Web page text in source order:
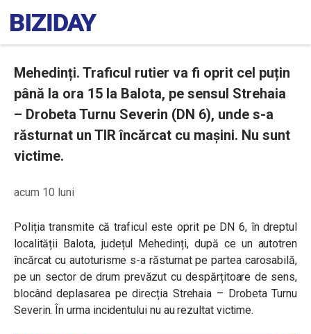
Mehedinți. Traficul rutier va fi oprit cel puțin
până la ora 15 la Balota, pe sensul Strehaia
– Drobeta Turnu Severin (DN 6), unde s-a
răsturnat un TIR încărcat cu mașini. Nu sunt
victime.
acum 10 luni
Poliția transmite că traficul este oprit pe DN 6, în dreptul
localității Balota, județul Mehedinți, după ce un autotren
încărcat cu autoturisme s-a răsturnat pe partea carosabilă,
pe un sector de drum prevăzut cu despărțitoare de sens,
blocând deplasarea pe direcția Strehaia – Drobeta Turnu
Severin. În urma incidentului nu au rezultat victime.